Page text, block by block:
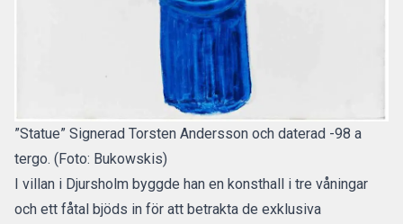
”Statue” Signerad Torsten Andersson och daterad -98 a
tergo. (Foto: Bukowskis)
I villan i Djursholm byggde han en konsthall i tre våningar
och ett fåtal bjöds in för att betrakta de exklusiva